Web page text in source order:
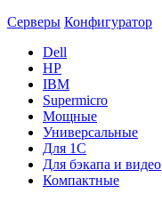
Серверы Конфигуратор
Dell
HP
IBM
Supermicro
Мощные
Универсальные
Для 1С
Для бэкапа и видео
Компактные